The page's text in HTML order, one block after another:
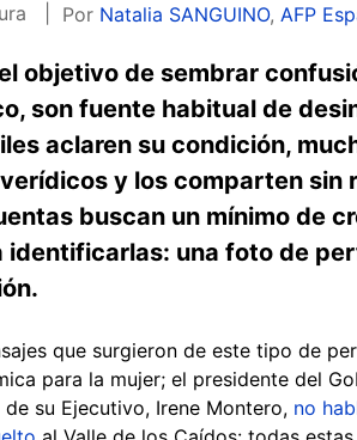
Por Natalia SANGUINO, AFP
objetivo de sembrar
son fuente habitual de
aclaren su condición,
y los comparten sin
buscan un mínimo de
una foto de
que surgieron de este tipo de
para la mujer; el presidente del
su Ejecutivo, Irene Montero, no